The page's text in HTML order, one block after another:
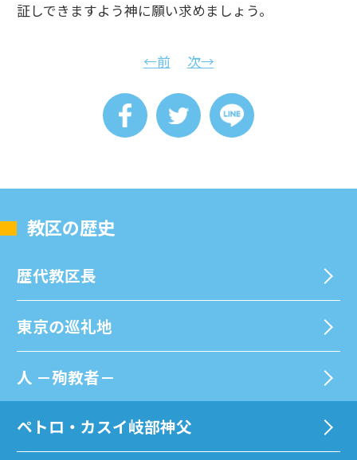
証しできますよう神に願い求めましょう。
←前 次→
教区の歴史
歴代教区⻑
東京の巡礼地
⼈ －殉教者－
ペトロ・カスイ岐部神父